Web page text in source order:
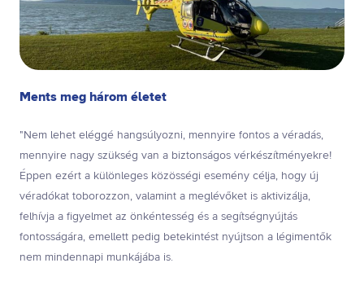
Ments meg három életet
"Nem lehet eléggé hangsúlyozni, mennyire fontos a véradás,
mennyire nagy szükség van a biztonságos vérkészítményekre!
Éppen ezért a különleges közösségi esemény célja, hogy új
véradókat toborozzon, valamint a meglévőket is aktivizálja,
felhívja a figyelmet az önkéntesség és a segítségnyújtás
fontosságára, emellett pedig betekintést nyújtson a légimentők
nem mindennapi munkájába is.